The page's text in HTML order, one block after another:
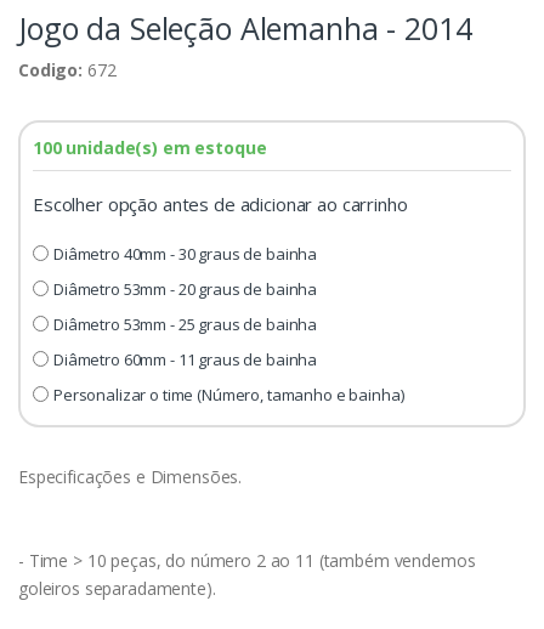
Jogo da Seleção Alemanha - 2014
Codigo: 672
100 unidade(s) em estoque
Escolher opção antes de adicionar ao carrinho
Diâmetro 40mm - 30 graus de bainha
Diâmetro 53mm - 20 graus de bainha
Diâmetro 53mm - 25 graus de bainha
Diâmetro 60mm - 11 graus de bainha
Personalizar o time (Número, tamanho e bainha)
Especificações e Dimensões.
- Time > 10 peças, do número 2 ao 11 (também vendemos
goleiros separadamente).